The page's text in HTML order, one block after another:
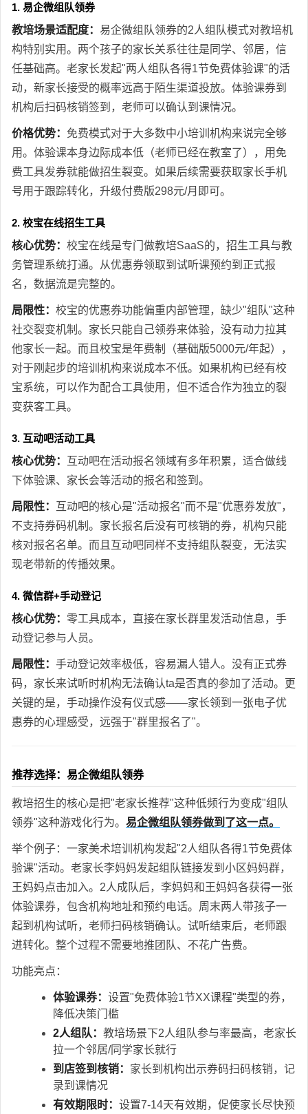
1. 易企微组队领券
教培场景适配度： 易企微组队领券的2人组队模式对教培机
构特别实用。两个孩子的家长关系往往是同学、邻居，信
任基础高。老家长发起"两人组队各得1节免费体验课"的活
动，新家长接受的概率远高于陌生渠道投放。体验课券到
机构后扫码核销签到，老师可以确认到课情况。
价格优势： 免费模式对于大多数中小培训机构来说完全够
用。体验课本身边际成本低（老师已经在教室了），用免
费工具发券就能做招生裂变。如果后续需要获取家长手机
号用于跟踪转化，升级付费版298元/月即可。
2. 校宝在线招生工具
核心优势： 校宝在线是专门做教培SaaS的，招生工具与教
务管理系统打通。从优惠券领取到试听课预约到正式报
名，数据流是完整的。
局限性： 校宝的优惠券功能偏重内部管理，缺少"组队"这种
社交裂变机制。家长只能自己领券来体验，没有动力拉其
他家长一起。而且校宝是年费制（基础版5000元/年起），
对于刚起步的培训机构来说成本不低。如果机构已经有校
宝系统，可以作为配合工具使用，但不适合作为独立的裂
变获客工具。
3. 互动吧活动工具
核心优势：
互动吧在活动报名领域有多年积累，适合做线
下体验课、家长会等活动的报名和签到。
局限性：
互动吧的核心是"活动报名"而不是"优惠券发放"，
不支持券码机制。家长报名后没有可核销的券，机构只能
核对报名名单。而且互动吧同样不支持组队裂变，无法实
现老带新的传播效果。
4. 微信群+手动登记
核心优势： 零工具成本，直接在家长群里发活动信息，手
动登记参与人员。
局限性： 手动登记效率极低，容易漏人错人。没有正式券
码，家长来试听时机构无法确认ta是否真的参加了活动。更
关键的是，手动操作没有仪式感——家长领到一张电子优
惠券的心理感受，远强于"群里报名了"。
推荐选择：易企微组队领券
教培招生的核心是把"老家长推荐"这种低频行为变成"组队
领券"这种游戏化行为。 易企微组队领券做到了这一点。
举个例子：一家美术培训机构发起"2人组队各得1节免费体
验课"活动。老家长李妈妈发起组队链接发到小区妈妈群，
王妈妈点击加入。2人成队后，李妈妈和王妈妈各获得一张
体验课券，包含机构地址和预约电话。周末两人带孩子一
起到机构试听，老师扫码核销确认。试听结束后，老师跟
进转化。整个过程不需要地推团队、不花广告费。
功能亮点：
体验课券： 设置"免费体验1节XX课程"类型的券，
降低决策门槛
2人组队： 教培场景下2人组队参与率最高，老家长
拉一个邻居/同学家长就行
到店签到核销： 家长到机构出示券码扫码核销，记
录到课情况
有效期限时： 设置7-14天有效期，促使家长尽快预